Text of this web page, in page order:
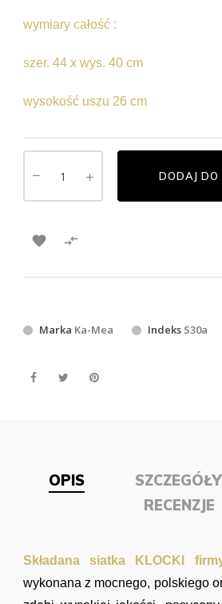
wymiary całość :
szer. 44 x wys. 40 cm
wysokość uszu 26 cm
DODAJ DO
 
Marka Ka-Mea Indeks S30a
OPIS
RECENZJE
Składana siatka KLOCKI
wykonana z mocnego, polskiego